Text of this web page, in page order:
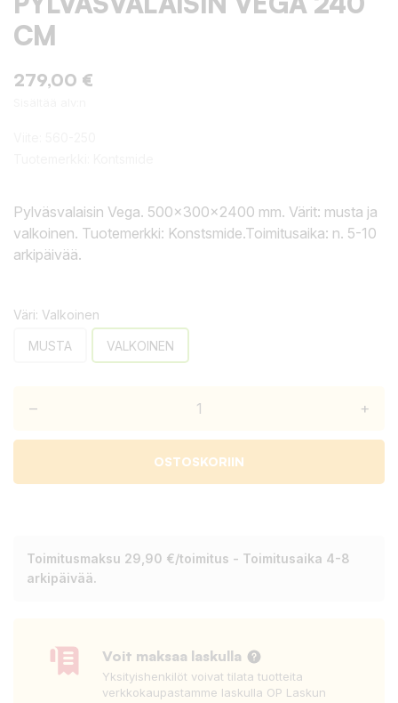
CM
279,00 €
Pylväsvalaisin Vega. 500x300x2400 mm. Värit: musta ja
valkoinen. Tuotemerkki: Konstsmide.Toimitusaika: n. 5-10
arkipäivää.
Väri: Valkoinen
MUSTA VALKOINEN
– +
OSTOSKORIIN
Toimitusmaksu 29,90 €/toimitus - Toimitusaika 4-8
arkipäivää.
Voit maksaa laskulla
Yksityishenkilöt voivat tilata tuotteita
verkkokaupastamme laskulla OP Laskun